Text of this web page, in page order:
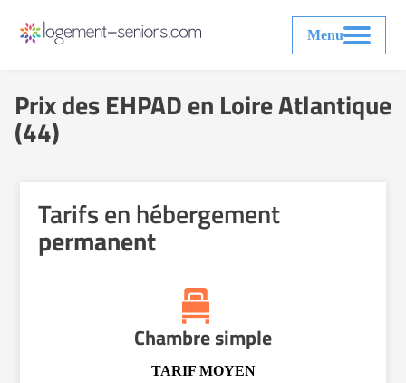
Menu
Prix des EHPAD en Loire Atlantique
(44)
Tarifs en hébergement
permanent
Chambre simple
TARIF MOYEN